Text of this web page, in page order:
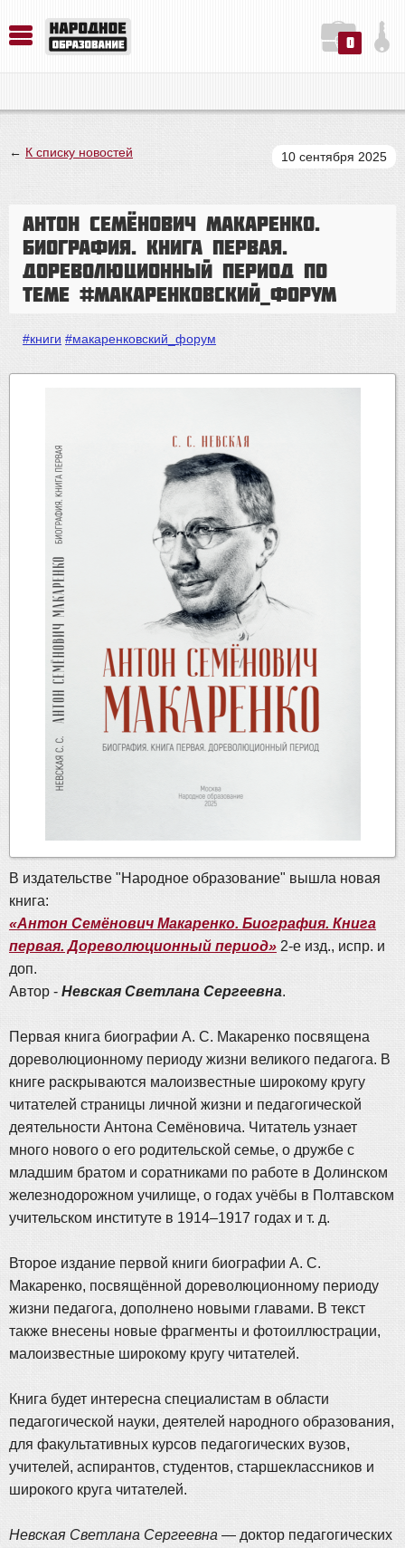
0
← К списку новостей 10 сентября 2025
Антон Семёнович Макаренко.
Биография. Книга первая.
Дореволюционный период по
теме #макаренковский_форум
#книги #макаренковский_форум
В издательстве "Народное образование" вышла новая
книга:
«Антон Семёнович Макаренко. Биография. Книга
первая. Дореволюционный период» 2-е изд., испр. и
доп.
Автор - Невская Светлана Сергеевна.
Первая книга биографии А. С. Макаренко посвящена
дореволюционному периоду жизни великого педагога. В
книге раскрываются малоизвестные широкому кругу
читателей страницы личной жизни и педагогической
деятельности Антона Семёновича. Читатель узнает
много нового о его родительской семье, о дружбе с
младшим братом и соратниками по работе в Долинском
железнодорожном училище, о годах учёбы в Полтавском
учительском институте в 1914–1917 годах и т. д.
Второе издание первой книги биографии А. С.
Макаренко, посвящённой дореволюционному периоду
жизни педагога, дополнено новыми главами. В текст
также внесены новые фрагменты и фотоиллюстрации,
малоизвестные широкому кругу читателей.
Книга будет интересна специалистам в области
педагогической науки, деятелей народного образования,
для факультативных курсов педагогических вузов,
учителей, аспирантов, студентов, старшеклассников и
широкого круга читателей.
Невская Светлана Сергеевна — доктор педагогических